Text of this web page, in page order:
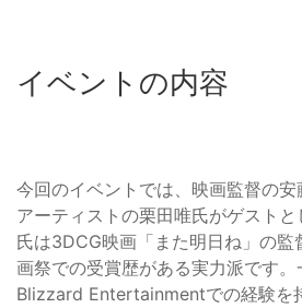
イベントの内容
今回のイベントでは、映画監督の
アーティストの栗田唯氏がゲスト
氏は3DCG映画「また明日ね」の監
画祭での受賞歴がある実力派です。
Blizzard Entertainmentでの経験を